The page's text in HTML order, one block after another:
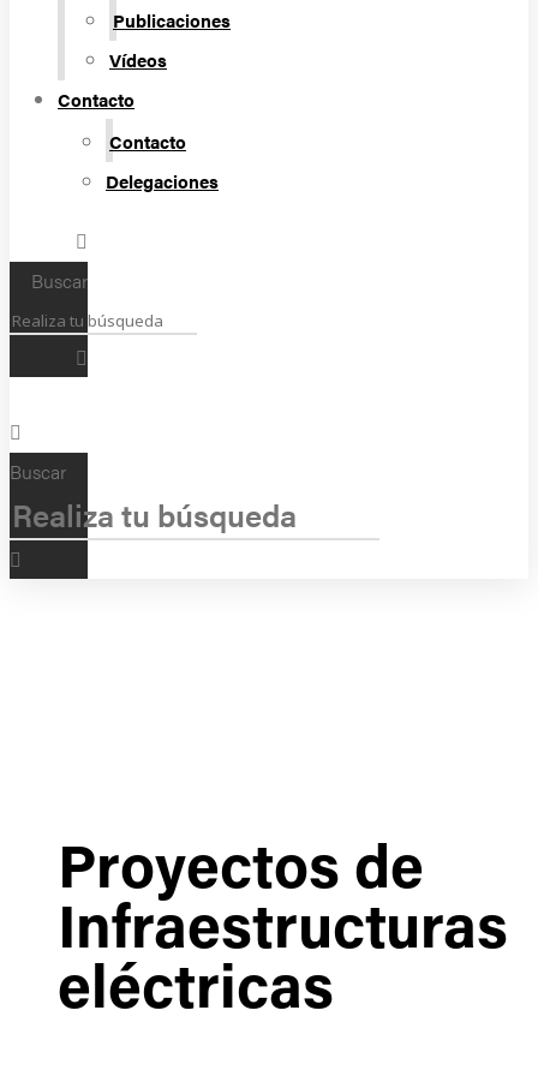
Publicaciones
Vídeos
Contacto
Contacto
Delegaciones
Buscar
Buscar
Proyectos de
Infraestructuras
eléctricas